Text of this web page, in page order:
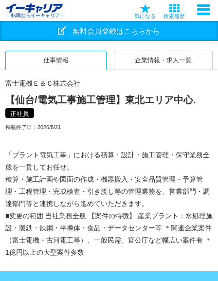
転職ならイーキャリア 気になる 検索履歴
無料会員登録はこちらから
仕事情報 企業情報・求人一覧
富士電機Ｅ＆Ｃ株式会社
【仙台/電気工事施工管理】東北エリア中心.
正社員
掲載終了日： 2026/8/21
「プラント電気工事」における積算・設計・施工管理・保守業務全
般を一貫してお任せ。
積算・施工計画や図面の作成・機器搬入・安全品質管理・予算管
理・工程管理・完成検査・引き渡し等の管理業務を、営業部門・調
達部門等と連携しながら進めていただきます。
■変更の範囲:当社業務全般 【案件の特徴】 産業プラント：水処理施
設・製鉄・鉄鋼・半導体・食品・データセンター等 ＊関連企業案件
（富士電機・古河電工等）、一般民需、官公庁など幅広い案件有 ＊
1億円以上の大型案件多数